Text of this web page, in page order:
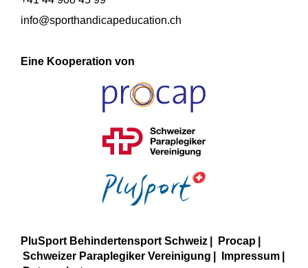
info@sporthandicapeducation.ch
Eine Kooperation von
PluSport Behindertensport Schweiz
Procap
Schweizer Paraplegiker Vereinigung
Impressum